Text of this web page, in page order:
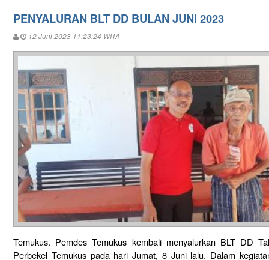
PENYALURAN BLT DD BULAN JUNI 2023
12 Juni 2023 11:23:24 WITA
Temukus. Pemdes Temukus kembali menyalurkan BLT DD
Perbekel Temukus pada hari Jumat, 8 Juni lalu. Dalam